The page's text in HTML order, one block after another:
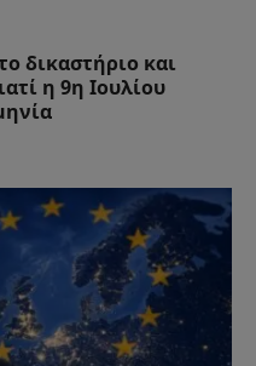
δικαστήριο και
η 9η Ιουλίου